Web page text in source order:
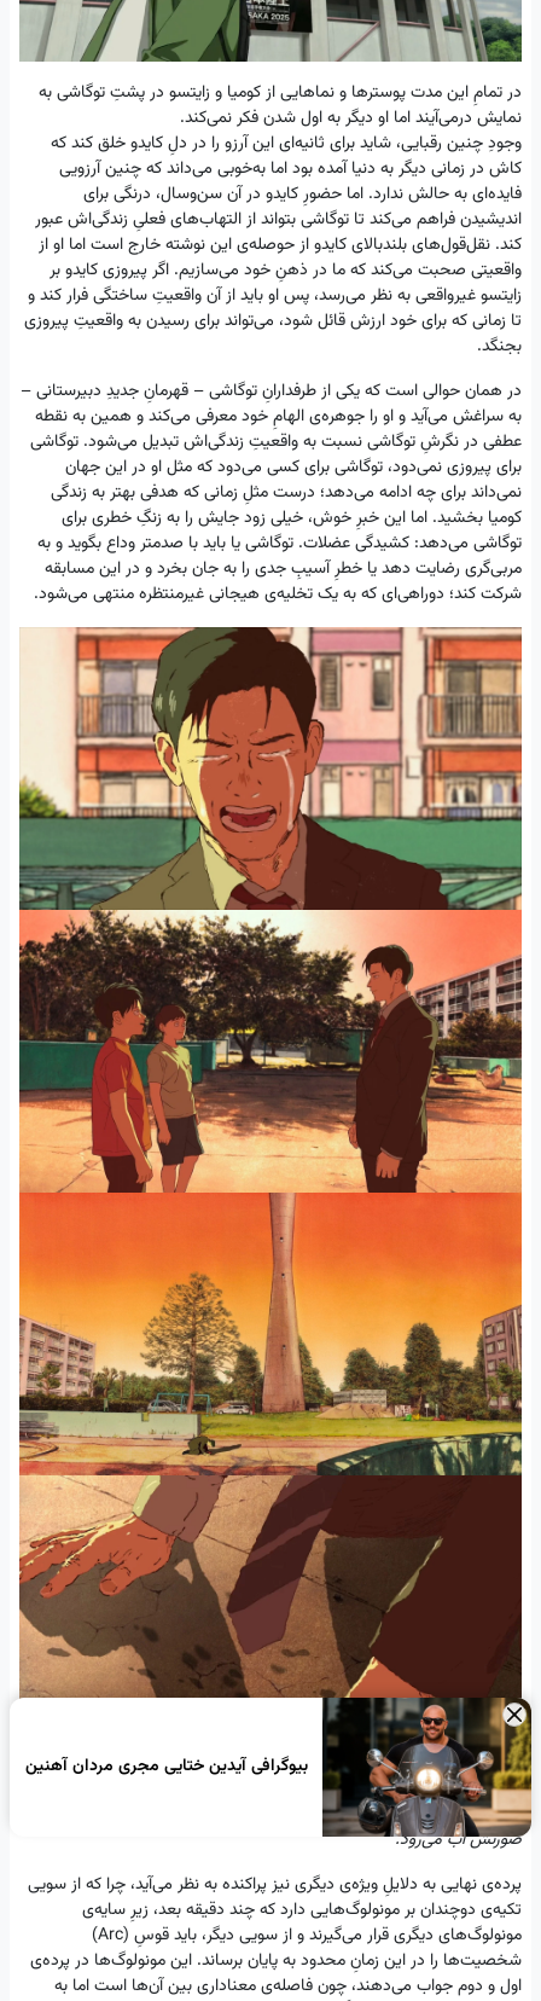
در تمامِ این مدت پوسترها و نماهایی از کومیا و زایتسو در پشتِ توگاشی به
نمایش درمی‌آیند اما او دیگر به اول شدن فکر نمی‌کند.
وجودِ چنین رقبایی، شاید برای ثانیه‌ای این آرزو را در دلِ کایدو خلق کند که
کاش در زمانی دیگر به دنیا آمده بود اما به‌خوبی می‌داند که چنین آرزویی
فایده‌ای به حالش ندارد. اما حضورِ کایدو در آن سن‌وسال، درنگی برای
اندیشیدن فراهم می‌کند تا توگاشی بتواند از التهاب‌های فعلیِ زندگی‌اش عبور
کند. نقل‌قول‌های بلندبالای کایدو از حوصله‌ی این نوشته خارج است اما او از
واقعیتی صحبت می‌کند که ما در ذهنِ خود می‌سازیم. اگر پیروزی کایدو بر
زایتسو غیرواقعی به نظر می‌رسد، پس او باید از آن واقعیتِ ساختگی فرار کند و
تا زمانی که برای خود ارزش قائل شود، می‌تواند برای رسیدن به واقعیتِ پیروزی
بجنگد.
در همان حوالی است که یکی از طرفدارانِ توگاشی – قهرمانِ جدیدِ دبیرستانی –
به سراغش می‌آید و او را جوهره‌ی الهامِ خود معرفی می‌کند و همین به نقطه
عطفی در نگرشِ توگاشی نسبت به واقعیتِ زندگی‌اش تبدیل می‌شود. توگاشی
برای پیروزی نمی‌دود، توگاشی برای کسی می‌دود که مثل او در این جهان
نمی‌داند برای چه ادامه می‌دهد؛ درست مثلِ زمانی که هدفی بهتر به زندگی
کومیا بخشید. اما این خبرِ خوش، خیلی زود جایش را به زنگِ خطری برای
توگاشی می‌دهد: کشیدگی عضلات. توگاشی یا باید با صدمتر وداع بگوید و به
مربی‌‎گری رضایت دهد یا خطرِ آسیبِ جدی را به جان بخرد و در این مسابقه
شرکت کند؛ دوراهی‌ای که به یک تخلیه‌ی هیجانی غیرمنتظره منتهی می‌شود.
پیش‌تر به تماشای روندِ فرسایشیِ توگاشی با تصاویرِ مغشوش او نشسته
بودیم اما این فروپاشیِ روانی آن‌قدر او را خط‌خطی‌ می‌کند که با هر قطره اشک،
صورتش آب می‌رود.
پرده‌ی نهایی به دلایلِ ویژه‌‌ی دیگری نیز پراکنده به نظر می‌آید، چرا که از سویی
تکیه‌ی دوچندان بر مونولوگ‌‌‌‌هایی دارد که چند دقیقه بعد، زیرِ سایه‌ی
مونولوگ‌های دیگری قرار می‌گیرند و از سویی دیگر، باید قوسِ (Arc)
شخصیت‌ها را در این زمانِ محدود به پایان برساند. این مونولوگ‌ها در پرده‌ی
اول و دوم جواب می‌دهند، چون فاصله‌ی معناداری بین آن‌ها است اما به
×
بیوگرافی آیدین ختایی مجری مردان آهنین